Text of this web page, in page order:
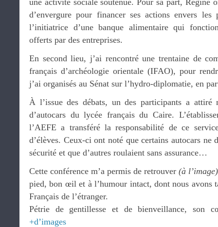
une activité sociale soutenue. Pour sa part, Régine
d’envergure pour financer ses actions envers
l’initiatrice d’une banque alimentaire qui
offerts par des entreprises.
En second lieu, j’ai rencontré une trentaine de
français d’archéologie orientale (IFAO), pour
j’ai organisés au Sénat sur l’hydro-diplomatie, en
À l’issue des débats, un des participants a attiré
d’autocars du lycée français du Caire.
l’AEFE a transféré la responsabilité de ce
d’élèves. Ceux-ci ont noté que certains autocars ne
sécurité et que d’autres roulaient sans assurance…
Cette conférence m’a permis de retrouver (à l’image)
pied, bon œil et à l’humour intact, dont nous avons
Français de l’étranger.
Pétrie de gentillesse et de bienveillance, son
+d’images